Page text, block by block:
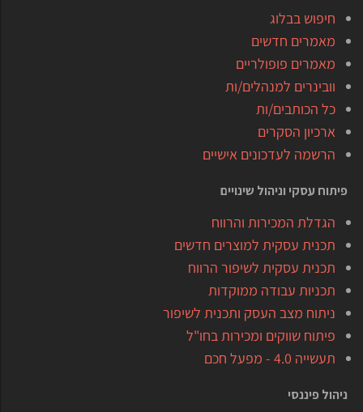
חיפוש בבלוג
מאמרים חדשים
מאמרים פופולריים
וובינרים למנהלים/ות
כל הכותבים/ות
ארכיון הסקרים
הרשמה לעדכונים אישיים
פיתוח עסקי וניהול שינויים
הגדלת המכירות והרווח
תכנית עסקית למוצרים חדשים
תכנית עסקית לשיפור הרווח
תכניות עבודה ממוקדות
ניתוח מצב העסק ותכנית לשיפור
פיתוח שווקים ומכירות בחו"ל
תעשייה 4.0 - מפעל חכם
ניהול פיננסי